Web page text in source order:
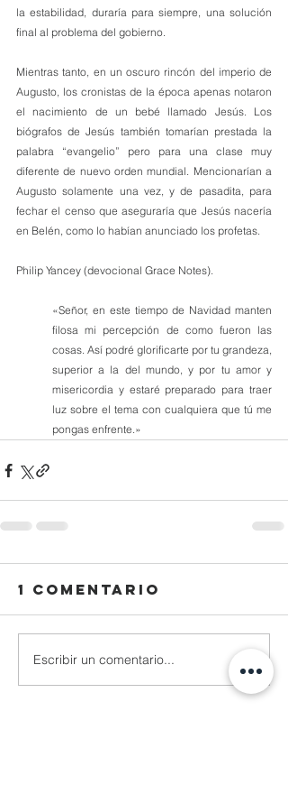
la estabilidad, duraría para siempre, una solución
final al problema del gobierno.
Mientras tanto, en un oscuro rincón del imperio de
Augusto, los cronistas de la época apenas notaron
el nacimiento de un bebé llamado Jesús. Los
biógrafos de Jesús también tomarían prestada la
palabra “evangelio” pero para una clase muy
diferente de nuevo orden mundial. Mencionarían a
Augusto solamente una vez, y de pasadita, para
fechar el censo que aseguraría que Jesús nacería
en Belén, como lo habían anunciado los profetas.
Philip Yancey (devocional Grace Notes).
«Señor, en este tiempo de Navidad manten
filosa mi percepción de como fueron las
cosas. Así podré glorificarte por tu grandeza,
superior a la del mundo, y por tu amor y
misericordia y estaré preparado para traer
luz sobre el tema con cualquiera que tú me
pongas enfrente.»
1 comentario
Escribir un comentario...